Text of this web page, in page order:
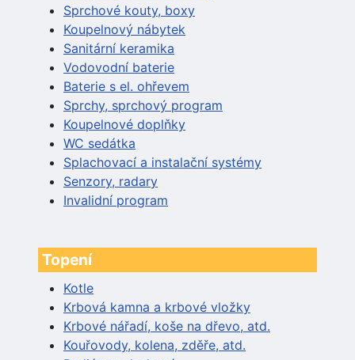
Sprchové kouty, boxy
Koupelnový nábytek
Sanitární keramika
Vodovodní baterie
Baterie s el. ohřevem
Sprchy, sprchový program
Koupelnové doplňky
WC sedátka
Splachovací a instalační systémy
Senzory, radary
Invalidní program
Topení
Kotle
Krbová kamna a krbové vložky
Krbové nářadí, koše na dřevo, atd.
Kouřovody, kolena, zděře, atd.